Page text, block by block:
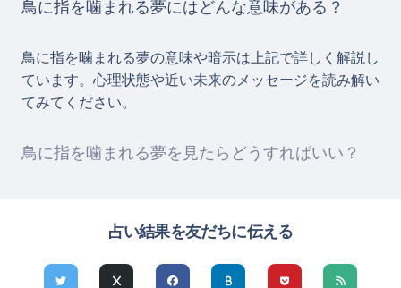
鳥に指を噛まれる夢にはどんな意味がある？
鳥に指を噛まれる夢の意味や暗示は上記で詳しく解説し
ています。心理状態や近い未来のメッセージを読み解い
てみてください。
鳥に指を噛まれる夢を見たらどうすればいい？
占い結果を友だちに伝える